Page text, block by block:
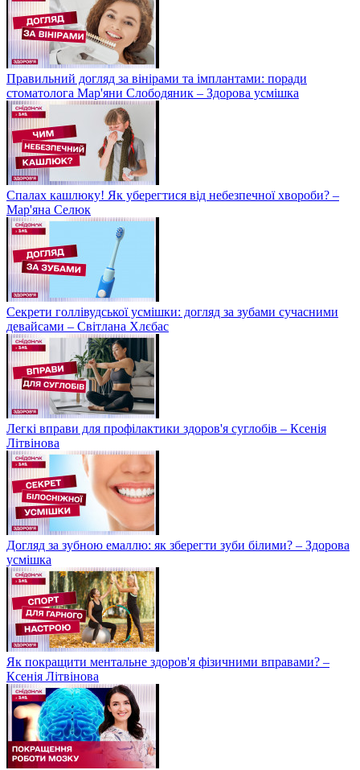
Правильний догляд за вінірами та імплантами: поради
стоматолога Мар'яни Слободяник – Здорова усмішка
Спалах кашлюку! Як уберегтися від небезпечної хвороби? –
Мар'яна Селюк
Секрети голлівудської усмішки: догляд за зубами сучасними
девайсами – Світлана Хлєбас
Легкі вправи для профілактики здоров'я суглобів – Ксенія
Літвінова
Догляд за зубною емаллю: як зберегти зуби білими? – Здорова
усмішка
Як покращити ментальне здоров'я фізичними вправами? –
Ксенія Літвінова